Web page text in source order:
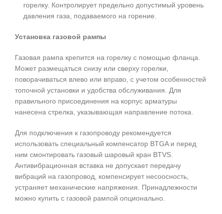
горелку. Контролирует предельно допустимый уровень
давления газа, подаваемого на горение.
Установка газовой рампы
Газовая рампа крепится на горелку с помощью фланца.
Может размещаться снизу или сверху горелки,
поворачиваться влево или вправо, с учетом особенностей
топочной установки и удобства обслуживания. Для
правильного присоединения на корпус арматуры
нанесена стрелка, указывающая направление потока.
Для подключения к газопроводу рекомендуется
использовать специальный компенсатор BTGA и перед
ним смонтировать газовый шаровый кран BTVS.
Антивибрационная вставка не допускает передачу
вибраций на газопровод, компенсирует несоосность,
устраняет механические напряжения. Принадлежности
можно купить с газовой рампой опционально.